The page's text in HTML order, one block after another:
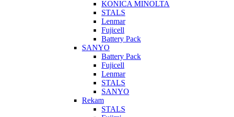
KONICA MINOLTA
STALS
Lenmar
Fujicell
Battery Pack
SANYO
Battery Pack
Fujicell
Lenmar
STALS
SANYO
Rekam
STALS